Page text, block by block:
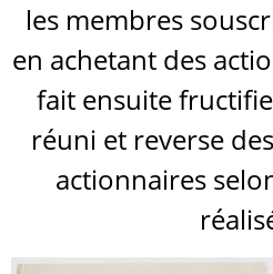
les membres
en achetant des
fait ensuite
réuni et reverse
actionnaires